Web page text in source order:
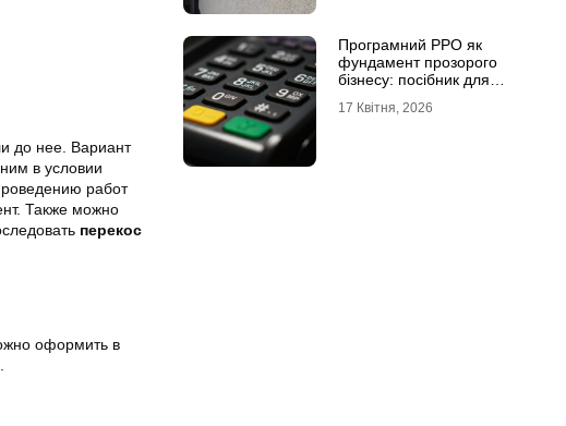
до нее. Вариант
в условии
работ
Также можно
перекос
оформить в
Програмний РРО як
фундамент прозорого
бізнесу: посібник для
17 Квітня, 2026